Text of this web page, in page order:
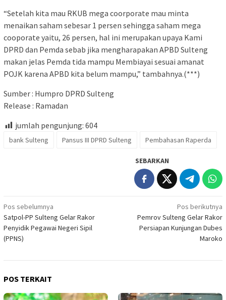
“Setelah kita mau RKUB mega coorporate mau minta
menaikan saham sebesar 1 persen sehingga saham mega
cooporate yaitu, 26 persen, hal ini merupakan upaya Kami
DPRD dan Pemda sebab jika mengharapakan APBD Sulteng
makan jelas Pemda tida mampu Membiayai sesuai amanat
POJK karena APBD kita belum mampu,” tambahnya.(***)
Sumber : Humpro DPRD Sulteng
Release : Ramadan
jumlah pengunjung: 604
bank Sulteng Pansus III DPRD Sulteng Pembahasan Raperda
SEBARKAN
Navigasi
pos
Pos sebelumnya
Satpol-PP Sulteng Gelar Rakor
Penyidik Pegawai Negeri Sipil
(PPNS)
Pos berikutnya
Pemrov Sulteng Gelar Rakor
Persiapan Kunjungan Dubes
Maroko
POS TERKAIT